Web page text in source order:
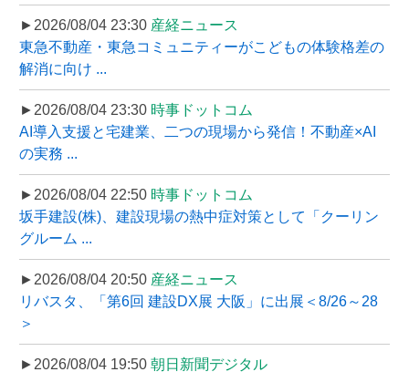
►2026/08/04 23:30 産経ニュース
東急不動産・東急コミュニティーがこどもの体験格差の
解消に向け ...
►2026/08/04 23:30 時事ドットコム
AI導入支援と宅建業、二つの現場から発信！不動産×AI
の実務 ...
►2026/08/04 22:50 時事ドットコム
坂手建設(株)、建設現場の熱中症対策として「クーリン
グルーム ...
►2026/08/04 20:50 産経ニュース
リバスタ、「第6回 建設DX展 大阪」に出展＜8/26～28
＞
►2026/08/04 19:50 朝日新聞デジタル